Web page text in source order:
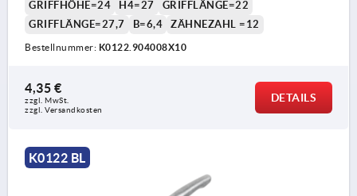
GRIFFHÖHE=24
H4=27
GRIFFLÄNGE=22
GRIFFLÄNGE=27,7
B=6,4 ZÄHNEZAHL =12
Bestellnummer: K0122.904008X10
4,35 €
zzgl. MwSt.
zzgl. Versandkosten
DETAILS
K0122 BL